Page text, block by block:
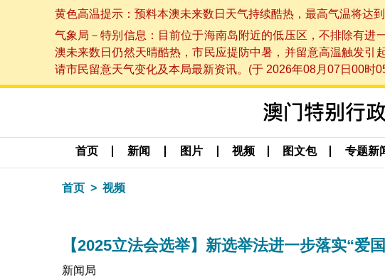
黄色高温提示：预料本澳未来数日天气持续酷热，最高气温将达
气象局－特别信息：目前位于海南岛附近的低压区，不排除有
澳未来数日仍然天晴酷热，市民应提防中暑，并留意高温触发引
请市民留意天气变化及本局最新资讯。(于 2026年08月07日00时
首页 新闻 图片 视频 图文包 专题新
首页 视频
【2025立法会选举】新选举法进一步落实“爱
新闻局